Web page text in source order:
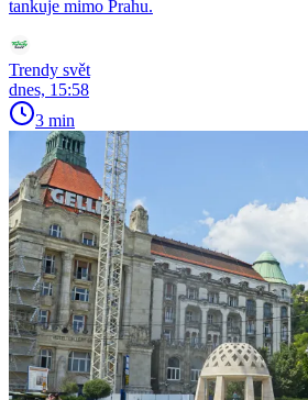
tankuje mimo Prahu.
Trendy svět
dnes, 15:58
3 min